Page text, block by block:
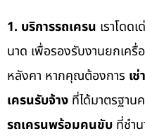
1. บริการรถเครน เราโดด
นาด เพื่อรองรับงานยกเค
หลังคา หากคุณต้องการ เ
เครนรับจ้าง ที่ได้มาตรฐา
รถเครนพร้อมคนขับ ที่ชำ